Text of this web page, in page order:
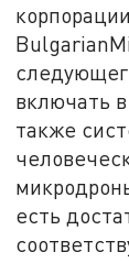
корпорации
включать
также
есть